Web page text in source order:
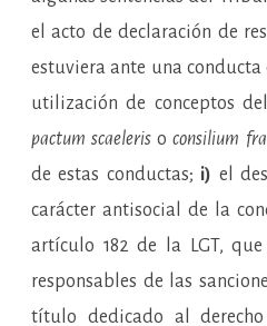
el acto de declaración de
estuviera ante una
utilización de conceptos
pactum scaeleris oconsilium
de estas conductas; i) el
carácter antisocial de la
artículo 182 de la LGT,
responsables de las
título dedicado al